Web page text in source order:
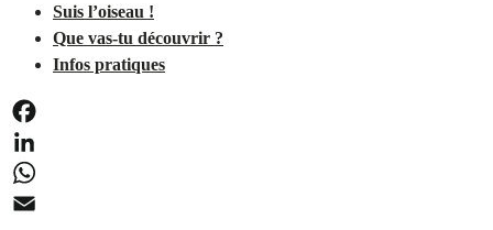
Suis l’oiseau !
Que vas-tu découvrir ?
Infos pratiques
Facebook
LinkedIn
WhatsApp